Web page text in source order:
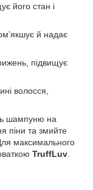
його стан і
й надає
підвищує
волосся,
шампуню на
піни та змийте
максимального
TruffLuv